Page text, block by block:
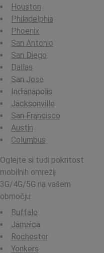
Houston
Philadelphia
Phoenix
San Antonio
San Diego
Dallas
San Jose
Indianapolis
Jacksonville
San Francisco
Austin
Columbus
Oglejte si tudi pokritost
mobilnih omrežij
3G/4G/5G na vašem
območju:
Buffalo
Jamaica
Rochester
Yonkers